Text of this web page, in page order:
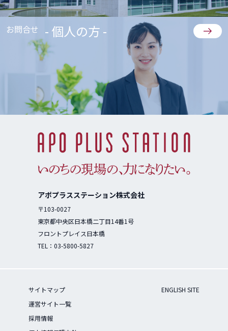
お問合せ - 個人の方 -
アポプラスステーション株式会社
〒103-0027
東京都中央区日本橋二丁目14番1号
フロントプレイス日本橋
TEL： 03-5800-5827
サイトマップ
運営サイト一覧
採用情報
ENGLISH SITE